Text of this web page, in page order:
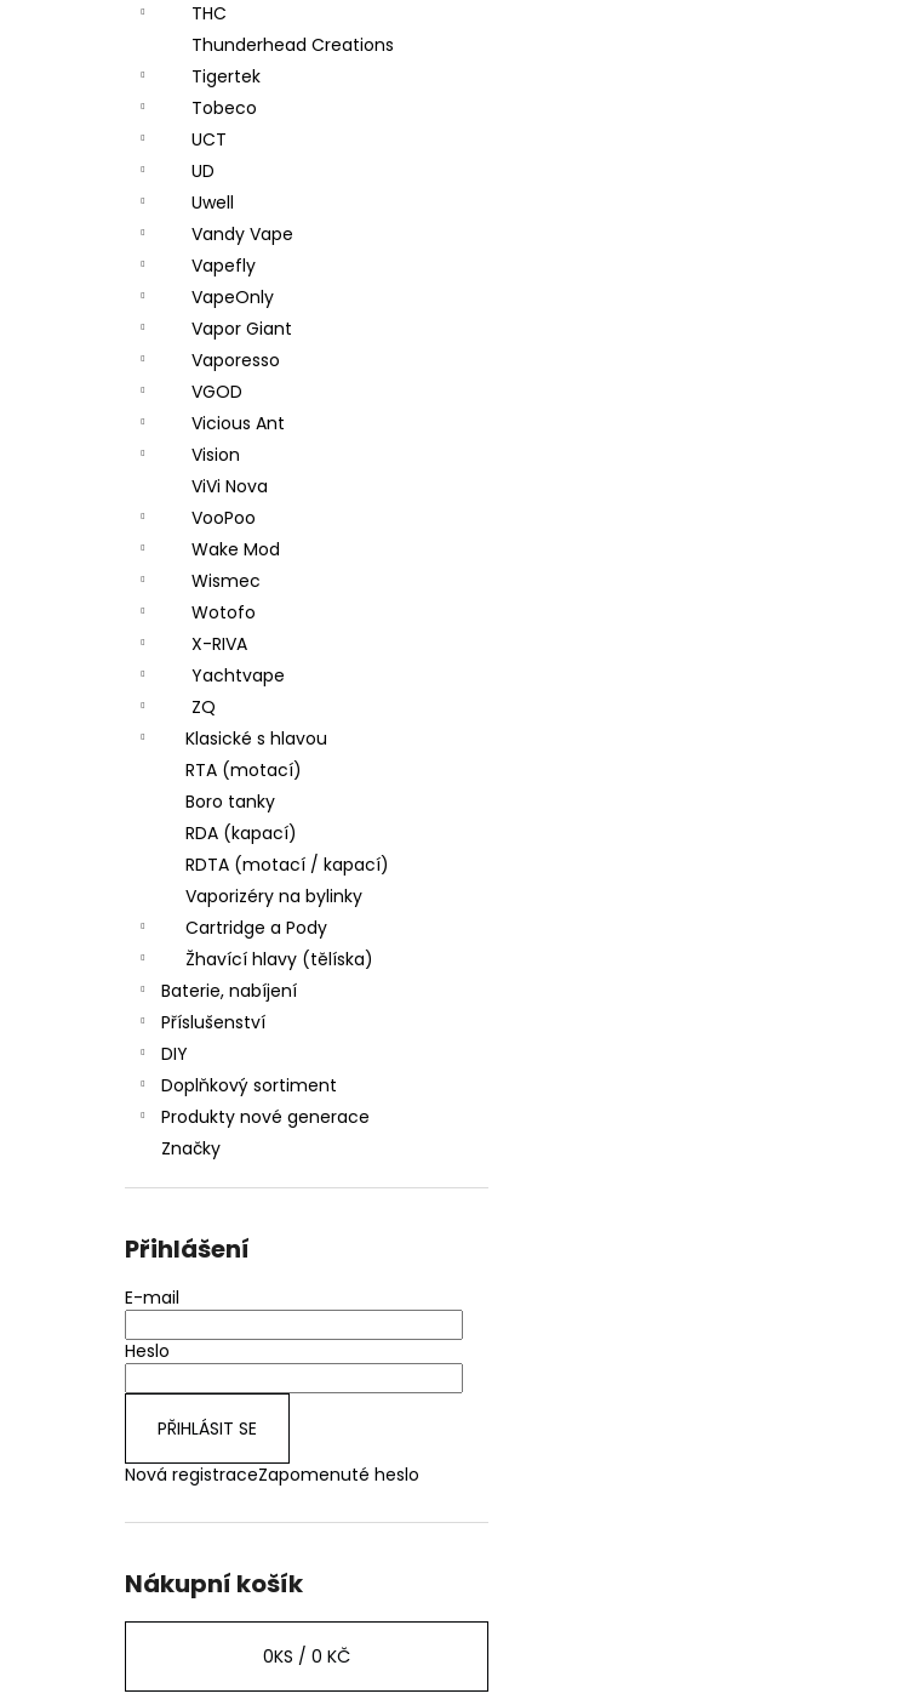
THC
Thunderhead Creations
Tigertek
Tobeco
UCT
UD
Uwell
Vandy Vape
Vapefly
VapeOnly
Vapor Giant
Vaporesso
VGOD
Vicious Ant
Vision
ViVi Nova
VooPoo
Wake Mod
Wismec
Wotofo
X-RIVA
Yachtvape
ZQ
Klasické s hlavou
RTA (motací)
Boro tanky
RDA (kapací)
RDTA (motací / kapací)
Vaporizéry na bylinky
Cartridge a Pody
Žhavící hlavy (tělíska)
Baterie, nabíjení
Příslušenství
DIY
Doplňkový sortiment
Produkty nové generace
Značky
Přihlášení
E-mail
Heslo
PŘIHLÁSIT SE
Nová registraceZapomenuté heslo
Nákupní košík
0KS / 0 KČ